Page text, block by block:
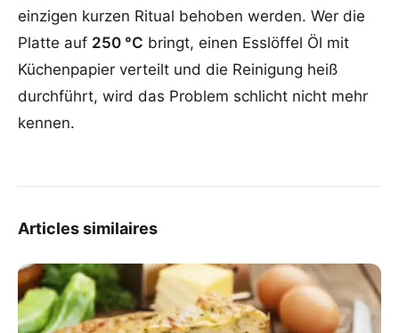
einzigen kurzen Ritual behoben werden. Wer die
Platte auf 250 °C bringt, einen Esslöffel Öl mit
Küchenpapier verteilt und die Reinigung heiß
durchführt, wird das Problem schlicht nicht mehr
kennen.
Articles similaires